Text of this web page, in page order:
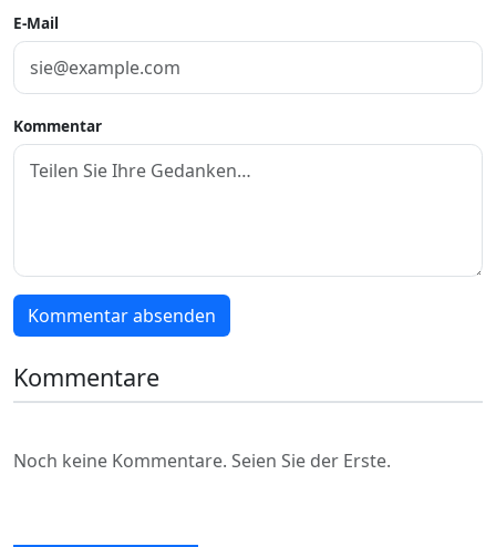
E-Mail
Kommentar
Kommentar absenden
Kommentare
Noch keine Kommentare. Seien Sie der Erste.